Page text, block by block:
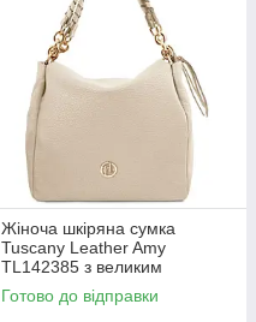
Жіноча шкіряна сумка
Tuscany Leather Amy
TL142385 з великим
відділенням і плечовим
ременем, бежева
Готово до відправки